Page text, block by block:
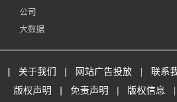
公司
大数据
关于我们 网站广告投放 联系
版权声明
免责声明 版权信息